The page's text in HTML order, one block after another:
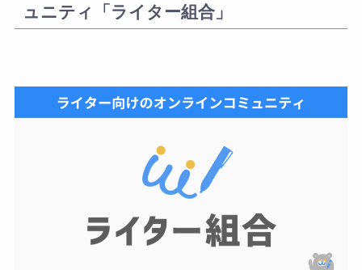
ュニティ「ライター組合」